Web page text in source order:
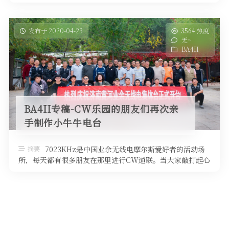
发布于 2020-04-23
3564 热度
无~
BA4II
BA4II专稿-CW乐园的朋友们再次亲
手制作小牛牛电台
摘要
7023KHz是中国业余无线电摩尔斯爱好者的活动场
所，每天都有很多朋友在那里进行CW通联。当大家敲打起心